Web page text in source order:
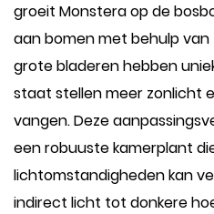
groeit Monstera op de
aan bomen met behulp van
grote bladeren hebben
staat stellen meer zonlicht
vangen. Deze
een robuuste kamerplant
lichtomstandigheden kan
indirect licht tot donkere